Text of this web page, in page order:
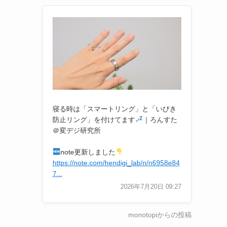
寝る時は「スマートリング」と「いびき
防止リング」を付けてます
｜ろんすた
＠変デジ研究所
note更新しました
https://note.com/hendigi_lab/n/n6958e84
7...
2026年7月20日 09:27
monotopiからの投稿